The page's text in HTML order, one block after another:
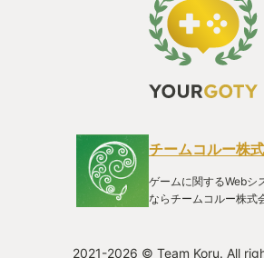
チームコルー株
ゲームに関するWebシ
ならチームコルー株式
2021-2026 © Team Koru. All